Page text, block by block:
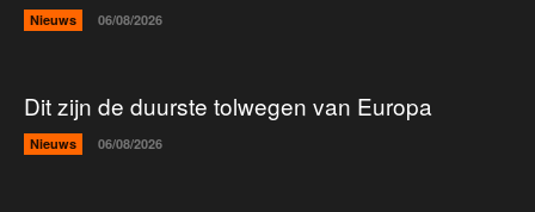
Nieuws 06/08/2026
Dit zijn de duurste tolwegen van Europa
Nieuws 06/08/2026